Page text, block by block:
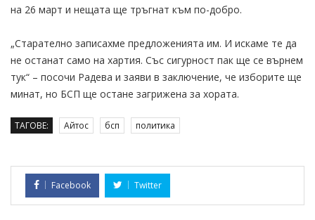
на 26 март и нещата ще тръгнат към по-добро.
„Старателно записахме предложенията им. И искаме те да
не останат само на хартия. Със сигурност пак ще се върнем
тук“ – посочи Радева и заяви в заключение, че изборите ще
минат, но БСП ще остане загрижена за хората.
ТАГОВЕ: Айтос бсп политика
Facebook Twitter